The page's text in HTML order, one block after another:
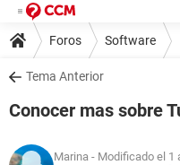
Foros Software
Tema Anterior
Conocer mas sobre
Marina - Modificado el 1